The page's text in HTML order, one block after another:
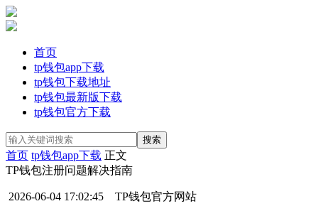
首页
tp钱包app下载
tp钱包下载地址
tp钱包最新版下载
tp钱包官方下载
首页 tp钱包app下载 正文
TP钱包注册问题解决指南
2026-06-04 17:02:45 TP钱包官方网站